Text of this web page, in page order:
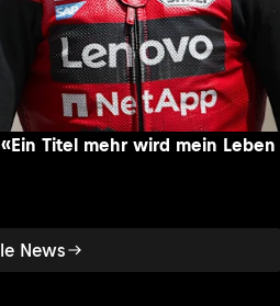
News
Titel mehr wird mein Leben